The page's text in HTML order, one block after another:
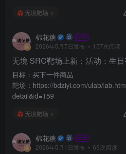
无境靶场
棉花糖
2026年5月7日发布 157次阅读
无境 SRC靶场上新：活动：生
目标：买下一件商品
靶场：https://bdziyi.com/ulab/
detail&id=159
无境靶场
棉花糖
2026年5月1日发布 69次阅读